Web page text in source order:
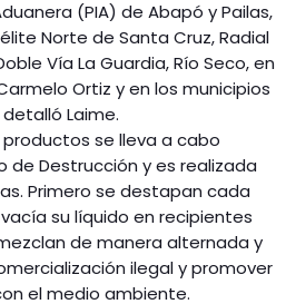
(PIA) de Abapó y Pailas,
Norte de Santa Cruz, Radial
Vía La Guardia, Río Seco, en
Ortiz y en los municipios
Laime.
se lleva a cabo
de Destrucción y es realizada
Primero se destapan cada
su líquido en recipientes
de manera alternada y
ilegal y promover
el medio ambiente.